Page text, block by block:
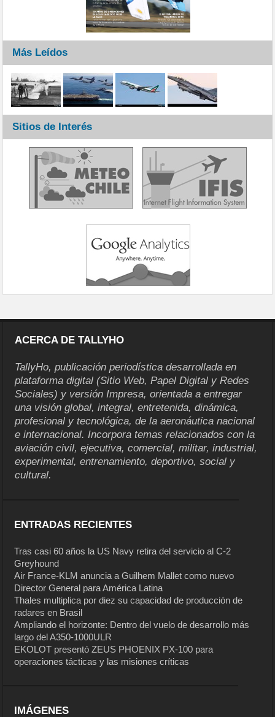
Más Leídos
Sitios de Interés
ACERCA DE TALLYHO
TallyHo, publicación periodística desarrollada en
plataforma digital (Sitio Web, Papel Digital y Redes
Sociales) y versión Impresa, orientada a entregar
una visión global, integral, entretenida, dinámica,
profesional y tecnológica, de la aeronáutica nacional
e internacional. Incorpora temas relacionados con la
aviación civil, ejecutiva, comercial, militar, industrial,
experimental, entrenamiento, deportivo, social y
cultural.
ENTRADAS RECIENTES
Tras casi 60 años la US Navy retira del servicio al C-2
Greyhound
Air France-KLM anuncia a Guilhem Mallet como nuevo
Director General para América Latina
Thales multiplica por diez su capacidad de producción de
radares en Brasil
Ampliando el horizonte: Dentro del vuelo de desarrollo más
largo del A350-1000ULR
EKOLOT presentó ZEUS PHOENIX PX-100 para
operaciones tácticas y las misiones críticas
IMÁGENES